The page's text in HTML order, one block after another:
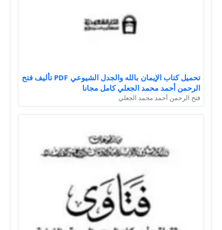
تحميل كتاب الإيمان بالله والجدل الشيوعي PDF تأليف فتح
الرحمن أحمد محمد الجعلي كامل مجانا
فتح الرحمن أحمد محمد الجعلي